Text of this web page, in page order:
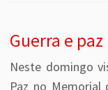
Guerra e paz
Neste domingo
Paz no